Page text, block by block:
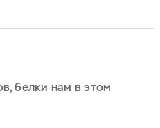
белки нам в этом